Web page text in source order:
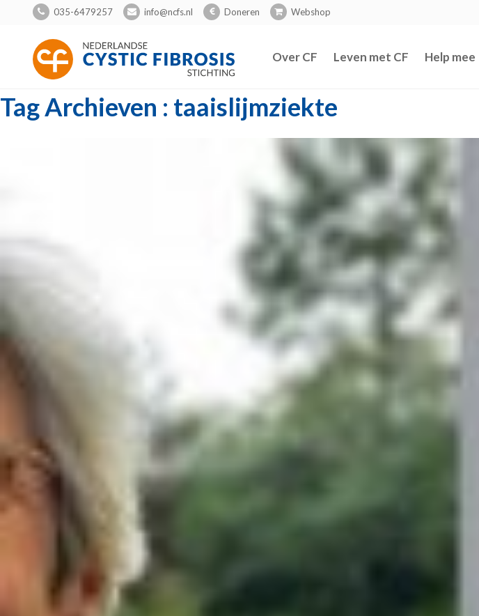
035-6479257 info@ncfs.nl Doneren Webshop
Over CF Leven met CF Help mee
Tag Archieven : taaislijmziekte